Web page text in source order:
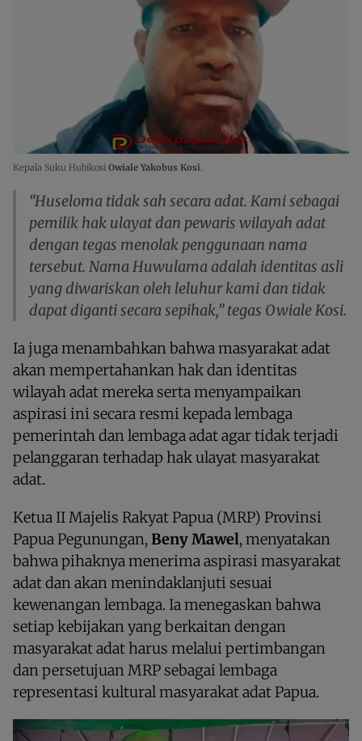
Kepala Suku Hubikosi Owiale Yakobus Kosi
“Huseloma tidak sah secara adat. Kami sebagai
pemilik hak ulayat dan pewaris wilayah adat
dengan tegas menolak penggunaan nama
tersebut. Nama Huwulama adalah identitas asli
yang diwariskan oleh leluhur kami dan tidak
dapat diganti secara sepihak,” tegas Owiale Kosi.
Ia juga menambahkan bahwa masyarakat adat
akan mempertahankan hak dan identitas
wilayah adat mereka serta menyampaikan
aspirasi ini secara resmi kepada lembaga
pemerintah dan lembaga adat agar tidak terjadi
pelanggaran terhadap hak ulayat masyarakat
adat.
Ketua II Majelis Rakyat Papua (MRP) Provinsi
Papua Pegunungan, Beny Mawel, menyatakan
bahwa pihaknya menerima aspirasi masyarakat
adat dan akan menindaklanjuti sesuai
kewenangan lembaga. Ia menegaskan bahwa
setiap kebijakan yang berkaitan dengan
masyarakat adat harus melalui pertimbangan
dan persetujuan MRP sebagai lembaga
representasi kultural masyarakat adat Papua.